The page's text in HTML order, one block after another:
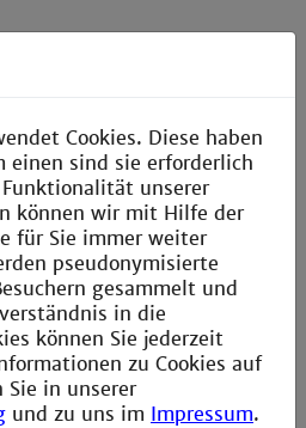
Analytik von Produk­
und Aktivitäts­
aus dem Primär- und
Eucarya und Bacteria.
Cookies. Diese haben
einen sind sie erforderlich
unserer
können wir mit Hilfe der
für Sie immer weiter
pseudonymisierte
gesammelt und
in die
können Sie jederzeit
zu Cookies auf
Sie in unserer
und zu uns im Impressum.